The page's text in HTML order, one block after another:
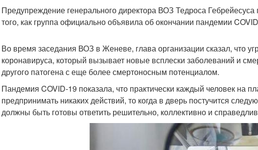
Предупреждение генерального директора ВОЗ Тедроса Гебрейесуса
того, как группа официально объявила об окончании пандемии
Во время заседания ВОЗ в Женеве, глава организации сказал, что
коронавируса, который вызывает новые всплески заболеваний и
другого патогена с еще более смертоносным потенциалом.
Пандемия COVID-19 показала, что практически каждый человек на
предпринимать никаких действий, то когда в дверь постучится
должны быть готовы ответить решительно, коллективно и